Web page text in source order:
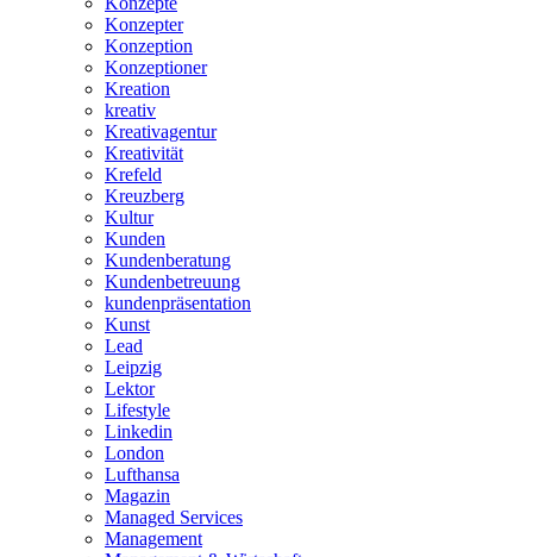
Konzepter
Konzeption
Konzeptioner
Kreation
kreativ
Kreativagentur
Kreativität
Krefeld
Kreuzberg
Kultur
Kunden
Kundenberatung
Kundenbetreuung
kundenpräsentation
Kunst
Lead
Leipzig
Lektor
Lifestyle
Linkedin
London
Lufthansa
Magazin
Managed Services
Management